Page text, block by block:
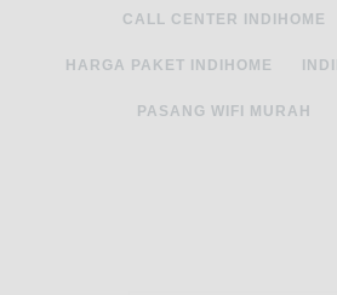
CALL CENTER INDIHOME
HARGA PAKET INDIHOME
PASANG WIFI MURAH